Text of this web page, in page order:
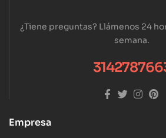
¿Tiene preguntas? Llámenos 24
semana.
Empresa